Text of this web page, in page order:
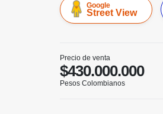
Google
Street View
Precio de venta
$430.000.000
Pesos Colombianos